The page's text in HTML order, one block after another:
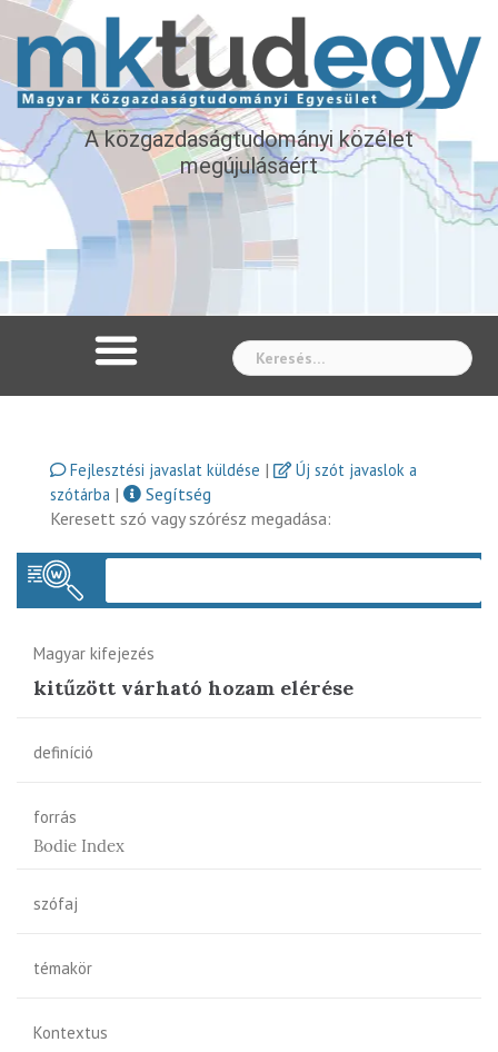
A közgazdaságtudományi közélet
megújulásáért
Fejlesztési javaslat küldése |
Új szót javaslok a
szótárba |
Segítség
Keresett szó vagy szórész megadása:
Magyar kifejezés
kitűzött várható hozam elérése
definíció
forrás
Bodie Index
szófaj
témakör
Kontextus